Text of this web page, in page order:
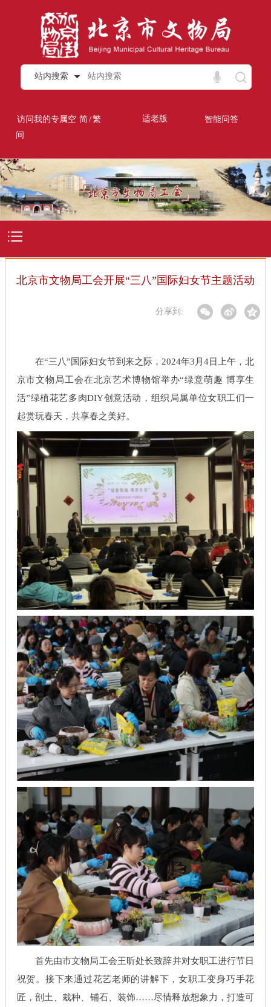
站内搜索
访问我的专属空
间
简/繁 适老版 智能问答
北京市文物局工会开展“三八”国际妇女节主题活动
分享到:
在“三八”国际妇女节到来之际，2024年3月4日上午，北
京市文物局工会在北京艺术博物馆举办“绿意萌趣 博享生
活”绿植花艺多肉DIY创意活动，组织局属单位女职工们一
起赏玩春天，共享春之美好。
首先由市文物局工会王昕处长致辞并对女职工进行节日
祝贺。接下来通过花艺老师的讲解下，女职工变身巧手花
匠，剖土、栽种、铺石、装饰……尽情释放想象力，打造可